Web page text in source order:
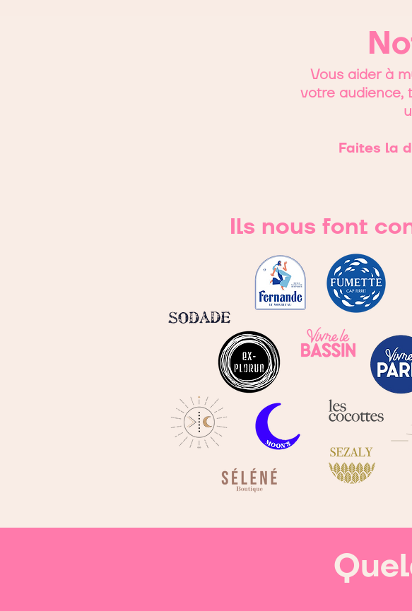
Vous aider à
votre audience,
Faites la
Ils nous font